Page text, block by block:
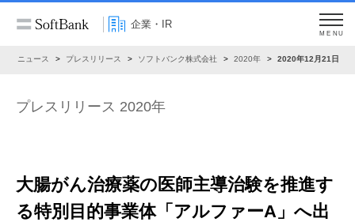
企業・IR
MENU
ニュース プレスリリース ソフトバンク株式会社 2020年 2020年12月21日
プレスリリース 2020年
大腸がん治療薬の医師主導治験を推進す
る特別目的事業体「アルファーA」へ出